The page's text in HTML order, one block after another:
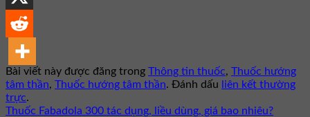
Bài viết này được đăng trong Thông tin thuốc, Thuốc hướng
tâm thần, Thuốc hướng tâm thần. Đánh dấu liên kết thường
trực.
Thuốc Fabadola 300 tác dụng, liều dùng, giá bao nhiêu?